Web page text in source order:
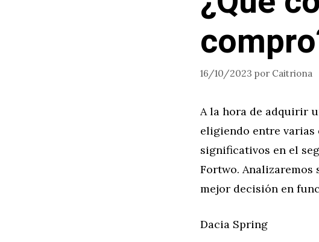
16/10/2023 por Caitriona
A la hora de adquirir
eligiendo entre varias
significativos en el
Fortwo. Analizaremos
mejor decisión en
Dacia Spring